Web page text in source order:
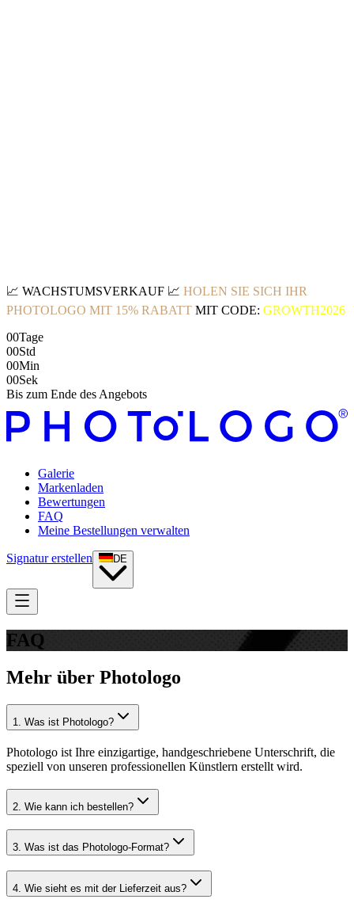
📈 WACHSTUMSVERKAUF 📈 HOLEN SIE SICH IHR
PHOTOLOGO MIT 15% RABATT MIT CODE: GROWTH2026
00Tage
00Std
00Min
00Sek
Bis zum Ende des Angebots
Galerie
Markenladen
Bewertungen
FAQ
Meine Bestellungen verwalten
Signatur erstellen DE
FAQ
Mehr über Photologo
1. Was ist Photologo?
Photologo ist Ihre einzigartige, handgeschriebene Unterschrift, die
speziell von unseren professionellen Künstlern erstellt wird.
2 Wie kann ich bestellen?
3. Was ist das Photologo-Format?
4. Wie sieht es mit der Lieferzeit aus?